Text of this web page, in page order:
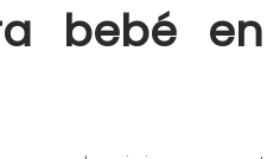
bebé